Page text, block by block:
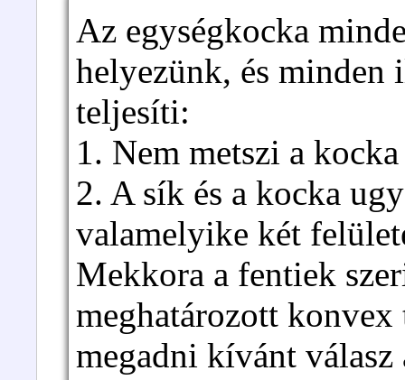
Az egységkocka
helyezünk, és minden
teljesíti:
1. Nem metszi a
2. A sík és a kocka
valamelyike két
Mekkora a fentiek
meghatározott
megadni kívánt válasz